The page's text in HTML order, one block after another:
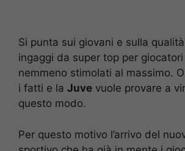
Si punta sui giovani e sulla
ingaggi da super top per
nemmeno stimolati al massimo.
i fatti e la Juve vuole provare a
questo modo.
Per questo motivo l’arrivo del